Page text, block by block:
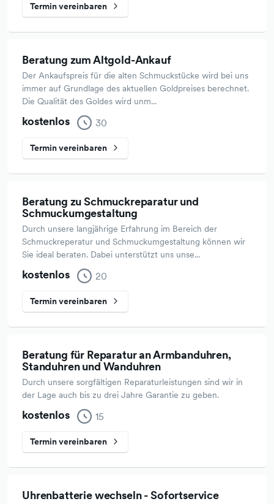
Termin vereinbaren
Beratung zum Altgold-Ankauf
Der Ankaufspreis für die alten Schmuckstücke wird bei uns
immer auf Grundlage des aktuellen Goldpreises berechnet.
Die Qualität des Goldes wird unm...
kostenlos 30
Termin vereinbaren
Beratung zu Schmuckreparatur und
Schmuckumgestaltung
Durch unsere langjährige Erfahrung im Bereich der
Schmuckreperatur und Schmuckumgestaltung können wir
Sie ideal beraten. Dabei unterstützt uns unse...
kostenlos 20
Termin vereinbaren
Beratung für Reparatur an Armbanduhren,
Standuhren und Wanduhren
Durch unsere sorgfältigen Reparaturleistungen sind wir in
der Lage auch bis zu drei Jahre Garantie zu geben.
kostenlos 15
Termin vereinbaren
Uhrenbatterie wechseln - Sofortservice